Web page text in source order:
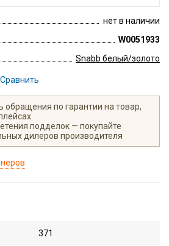
нет в наличии
W0051933
Snabb белый/золото
Сравнить
обращения по гарантии на товар,
подделок — покупайте
дилеров производителя
371